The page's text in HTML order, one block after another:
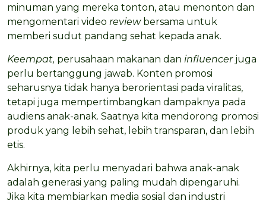
minuman yang mereka tonton, atau menonton dan
mengomentari video review bersama untuk
memberi sudut pandang sehat kepada anak.
Keempat, perusahaan makanan dan influencerjuga
perlu bertanggung jawab. Konten promosi
seharusnya tidak hanya berorientasi pada viralitas,
tetapi juga mempertimbangkan dampaknya pada
audiens anak-anak. Saatnya kita mendorong promosi
produk yang lebih sehat, lebih transparan, dan lebih
etis.
Akhirnya, kita perlu menyadari bahwa anak-anak
adalah generasi yang paling mudah dipengaruhi.
Jika kita membiarkan media sosial dan industri